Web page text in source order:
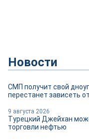
Новости
СМП получит свой
перестанет зависеть
9 августа 2026
Турецкий Джейхан
торговли нефтью